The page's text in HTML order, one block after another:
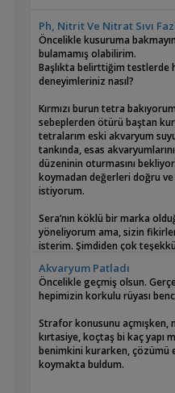
Ph, Nitrit Ve Nitrat Sıvı
Öncelikle kusuruma
bulamamış olabilirim.
Başlıkta belirttiğim testlerde
deneyimleriniz nasıl?
Kırmızı burun tetra
sebeplerden ötürü baştan
tetralarım eski akvaryum
tankında, esas
düzeninin oturmasını
koymadan değerleri doğru
istiyorum.
Sera’nın köklü bir marka
yöneliyorum ama, sizin
isterim. Şimdiden çok
Akvaryum Patladı
Öncelikle geçmiş olsun.
hepimizin korkulu rüyası
Strafor konusunu açmışken,
kırtasiye, koçtaş bi kaç yapı
benimkini kurarken, çözümü
koymakta buldum.